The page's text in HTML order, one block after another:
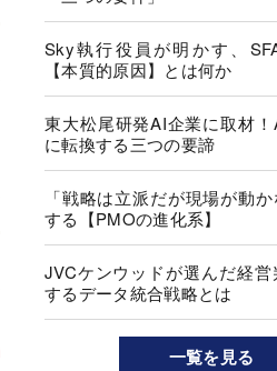
Sky執行役員が明かす、
【本質的原因】とは何か
東大松尾研発AI企業に取材
に転換する三つの要諦
「戦略は立派だが現場が動
する【PMOの進化系】
JVCケンウッドが選んだ経営
するデータ統合戦略とは
一覧を見る